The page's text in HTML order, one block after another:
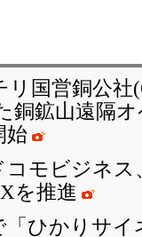
国営銅公社
銅鉱山遠隔
始
モビジネ
を推進
ひかりサ